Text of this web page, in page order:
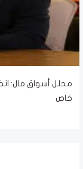
محلل أسواق مال:
خاص